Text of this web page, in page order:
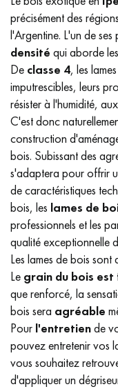
précisément des
l'Argentine. L'un de
densité qui aborde les
De classe 4, les
imputrescibles, leurs
résister à l'humidité,
C'est donc
construction
bois. Subissant des
s'adaptera pour offrir
de caractéristiques
bois, les lames de
professionnels et les
qualité exceptionnelle
Les lames de bois
Le grain du bois est
que renforcé, la
bois sera agréable
Pour l'entretiende
pouvez entretenir vos
vous souhaitez
d'appliquer un